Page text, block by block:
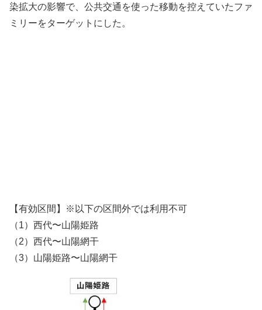
染拡大の影響で、公共交通を使った移動を控えていたファ
ミリーをターゲットにした。
【有効区間】※以下の区間外では利用不可
（1）西代〜山陽姫路
（2）西代〜山陽網干
（3）山陽姫路〜山陽網干